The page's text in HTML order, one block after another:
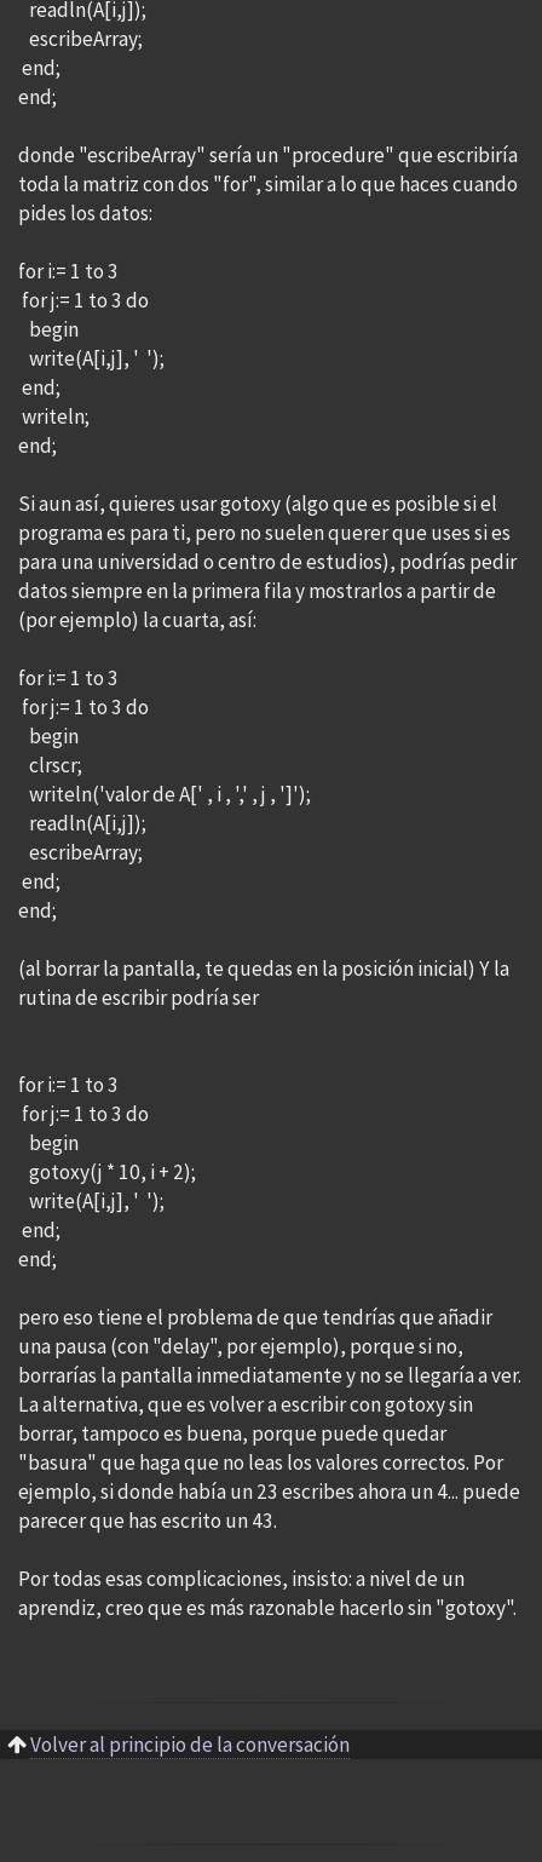
readln(A[i,j]);
escribeArray;
end;
end;
donde "escribeArray" sería un "procedure" que escribiría
toda la matriz con dos "for", similar a lo que haces cuando
pides los datos:
for i:= 1 to 3
for j:= 1 to 3 do
begin
write(A[i,j], ' ');
end;
writeln;
end;
Si aun así, quieres usar gotoxy (algo que es posible si el
programa es para ti, pero no suelen querer que uses si es
para una universidad o centro de estudios), podrías pedir
datos siempre en la primera fila y mostrarlos a partir de
(por ejemplo) la cuarta, así:
for i:= 1 to 3
for j:= 1 to 3 do
begin
clrscr;
writeln('valor de A[' , i , ',' , j , ']');
readln(A[i,j]);
escribeArray;
end;
end;
(al borrar la pantalla, te quedas en la posición inicial) Y la
rutina de escribir podría ser
for i:= 1 to 3
for j:= 1 to 3 do
begin
gotoxy(j * 10, i + 2);
write(A[i,j], ' ');
end;
end;
pero eso tiene el problema de que tendrías que añadir
una pausa (con "delay", por ejemplo), porque si no,
borrarías la pantalla inmediatamente y no se llegaría a ver.
La alternativa, que es volver a escribir con gotoxy sin
borrar, tampoco es buena, porque puede quedar
"basura" que haga que no leas los valores correctos. Por
ejemplo, si donde había un 23 escribes ahora un 4... puede
parecer que has escrito un 43.
Por todas esas complicaciones, insisto: a nivel de un
aprendiz, creo que es más razonable hacerlo sin "gotoxy".
Volver al principio de la conversación